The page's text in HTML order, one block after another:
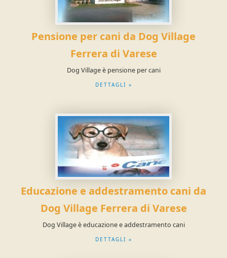
Pensione per cani da Dog Village
Ferrera di Varese
Dog Village è pensione per cani
DETTAGLI »
Educazione e addestramento cani da
Dog Village Ferrera di Varese
Dog Village è educazione e addestramento cani
DETTAGLI »